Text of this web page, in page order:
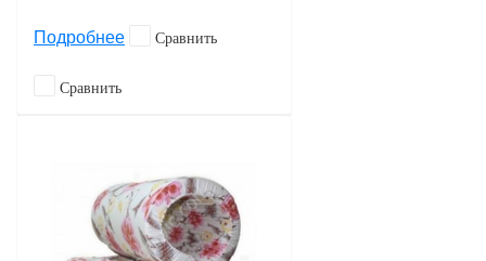
Подробнее Сравнить
Сравнить